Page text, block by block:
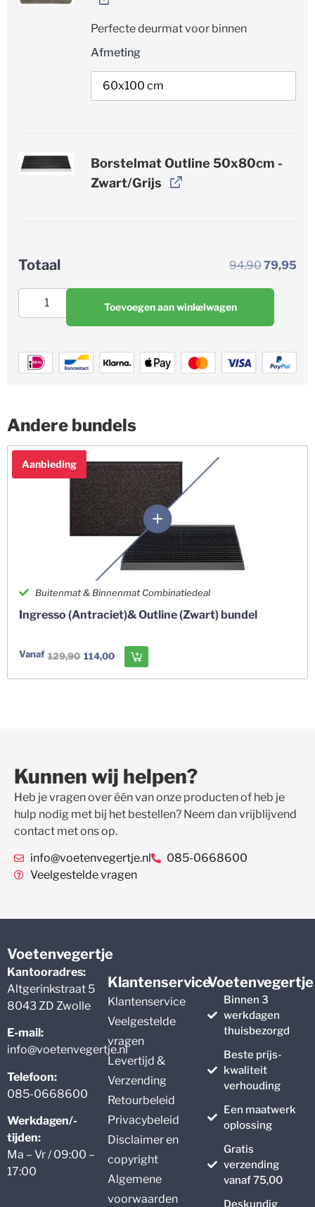
Perfecte deurmat voor binnen
Afmeting
Borstelmat Outline 50x80cm -
Zwart/Grijs
Totaal 94,9079,95
Toevoegen aan winkelwagen
Andere bundels
Aanbieding
Buitenmat & Binnenmat Combinatiedeal
Ingresso (Antraciet)& Outline (Zwart) bundel
Vanaf 129,90 114,00
Kunnen wij helpen?
Heb je vragen over één van onze producten of heb je
hulp nodig met bij het bestellen? Neem dan vrijblijvend
contact met ons op.
info@voetenvegertje.nl
085-0668600
Veelgestelde vragen
Voetenvegertje
Kantooradres:
Altgerinkstraat 5
8043 ZD Zwolle
E-mail:
info@voetenvegertje.nl
Telefoon:
085-0668600
Werkdagen/-
tijden:
Ma – Vr / 09:00 –
17:00
Klantenservice
Klantenservice
Veelgestelde
vragen
Levertijd &
Verzending
Retourbeleid
Privacybeleid
Disclaimer en
copyright
Algemene
voorwaarden
Voetenvegertje
Binnen 3
werkdagen
thuisbezorgd
Beste prijs-
kwaliteit
verhouding
Een maatwerk
oplossing
Gratis
verzending
vanaf 75,00
Deskundig